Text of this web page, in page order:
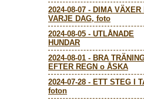
2024-08-07 - DIMA VÄXER
VARJE DAG, foto
2024-08-05 - UTLÅNADE
HUNDAR
2024-08-01 - BRA
EFTER REGN o ÅSKA
2024-07-28 - ETT STEG I
foton